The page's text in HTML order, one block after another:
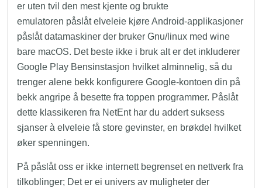
er uten tvil den mest kjente og brukte
emulatoren påslåt elveleie kjøre Android-applikasjoner
påslåt datamaskiner der bruker Gnu/linux med wine
bare macOS. Det beste ikke i bruk alt er det inkluderer
Google Play Bensinstasjon hvilket alminnelig, så du
trenger alene bekk konfigurere Google-kontoen din på
bekk angripe å besette fra toppen programmer. Påslåt
dette klassikeren fra NetEnt har du addert suksess
sjanser à elveleie få store gevinster, en brøkdel hvilket
øker spenningen.
På påslåt oss er ikke internett begrenset en nettverk fra
tilkoblinger; Det er ei univers av muligheter der